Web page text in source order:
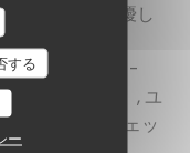
する
ー
, 洗礼, 動物に優し
ップルペイ, EN -
なル・ミディ）, ユ
, 現金, ビザ, チェッ